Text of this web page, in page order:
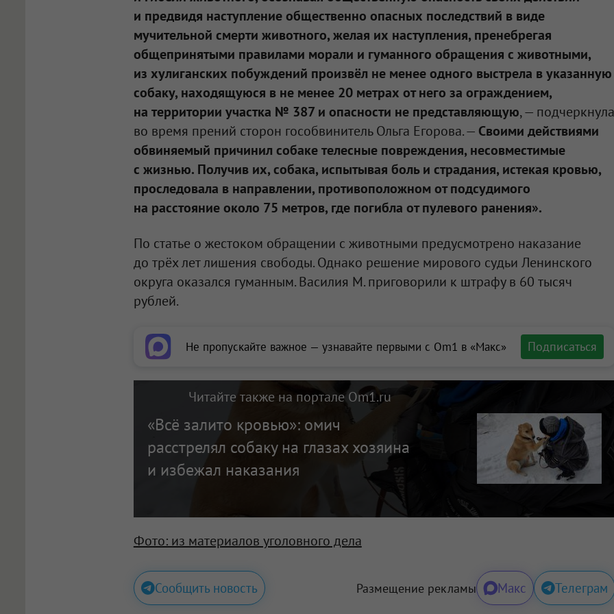
и предвидя наступление общественно опасных последствий в виде
мучительной смерти животного, желая их наступления, пренебрегая
общепринятыми правилами морали и гуманного обращения с животными,
из хулиганских побуждений произвёл не менее одного выстрела в указанную
собаку, находящуюся в не менее 20 метрах от него за ограждением,
на территории участка № 387 и опасности не представляющую, — подчеркнула
во время прений сторон гособвинитель Ольга Егорова. — Своими действиями
обвиняемый причинил собаке телесные повреждения, несовместимые
с жизнью. Получив их, собака, испытывая боль и страдания, истекая кровью,
проследовала в направлении, противоположном от подсудимого
на расстояние около 75 метров, где погибла от пулевого ранения».
По статье о жестоком обращении с животными предусмотрено наказание
до трёх лет лишения свободы. Однако решение мирового судьи Ленинского
округа оказался гуманным. Василия М. приговорили к штрафу в 60 тысяч
рублей.
Не пропускайте важное — узнавайте первыми с Om1 в «Макс» Подписаться
Читайте также на портале Om1.ru
«Всё залито кровью»: омич
расстрелял собаку на глазах хозяина
и избежал наказания
Фото: из материалов уголовного дела
Сообщить новость Размещение рекламы Макс Телеграм